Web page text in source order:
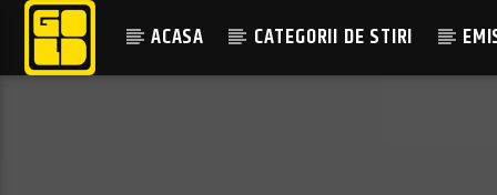
ACASA CATEGORII DE STIRI